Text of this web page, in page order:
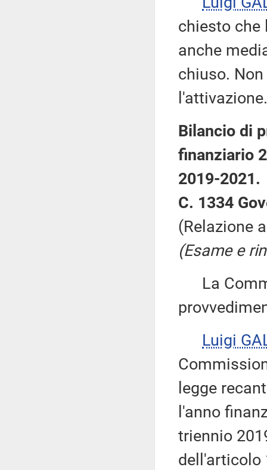
chiesto che
anche
chiuso.
l'attivazione.
Bilancio di
finanziario
2019-2021.
C. 1334
(Relazione
(Esame e
La
Luigi
legge
l'anno
triennio
dell'articolo